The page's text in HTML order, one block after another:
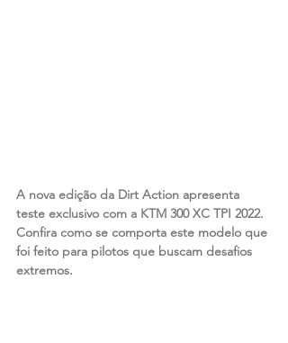
A nova edição da Dirt Action apresenta
teste exclusivo com a KTM 300 XC TPI 2022.
Confira como se comporta este modelo que
foi feito para pilotos que buscam desafios
extremos.